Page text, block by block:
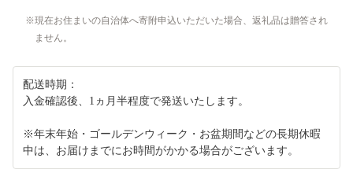
現在お住まいの自治体へ寄附申込いただいた場合、返礼品は贈答され
ません。
配送時期：
入金確認後、1ヵ月半程度で発送いたします。
※年末年始・ゴールデンウィーク・お盆期間などの長期休暇
中は、お届けまでにお時間がかかる場合がございます。